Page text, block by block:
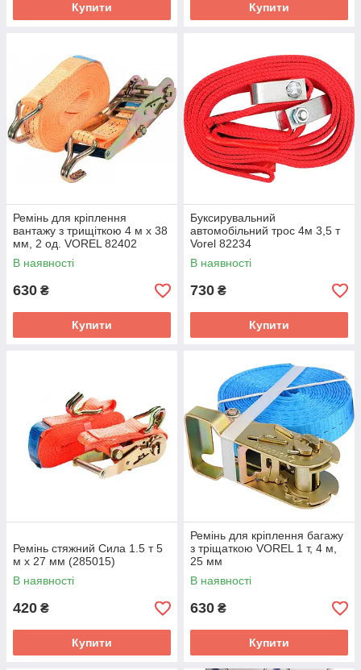
Купити Купити
Ремінь для кріплення
вантажу з трищіткою 4 м х 38
мм, 2 од. VOREL 82402
В наявності
630 ₴
Купити
Буксирувальний
автомобільний трос 4м 3,5 т
Vorel 82234
В наявності
730 ₴
Купити
Ремінь стяжний Сила 1.5 т 5
м х 27 мм (285015)
В наявності
420 ₴
Купити
Ремінь для кріплення багажу
з тріщаткою VOREL 1 т, 4 м,
25 мм
В наявності
630 ₴
Купити